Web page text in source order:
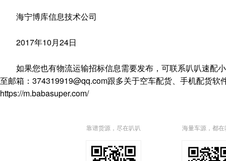
海宁博库信息技术公司
2017年10月24日
如果您也有物流运输招标信息需要发布，可联系叭叭速配
至邮箱：374319919@qq.com跟多关于空车配货、手机配货
https://m.babasuper.com/
靠谱货源，尽在叭叭 海量车源，都在